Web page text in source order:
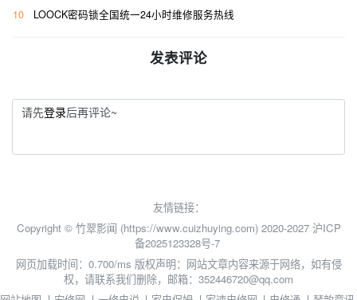
10
LOOCK密码锁全国统一24小时维修服务热线
发表评论
请先登录后再评论~
友情链接：
Copyright © 竹翠影闻 (https://www.cuizhuying.com) 2020-2027 沪ICP
备2025123328号-7
网页加载时间：0.700/ms 版权声明：网站文章内容来源于网络，如有侵
权，请联系我们删除，邮箱：352446720@qq.com